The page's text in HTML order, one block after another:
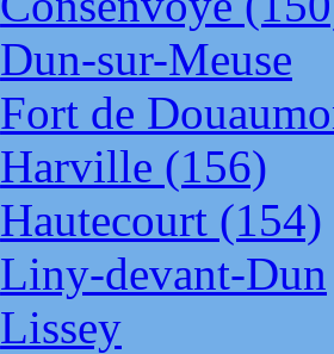
Dun-sur-Meuse
Fort de
Harville (156)
Hautecourt (154)
Liny-devant-Dun
Lissey